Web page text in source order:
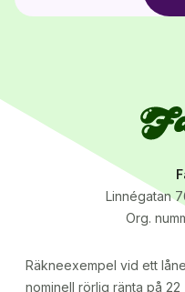
Linnégatan
Org.
Räkneexempel vid ett
nominell rörlig ränta på